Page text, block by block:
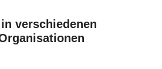
verschiedenen